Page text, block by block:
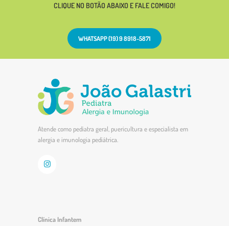
CLIQUE NO BOTÃO ABAIXO E FALE COMIGO!
WHATSAPP (19) 9 8918-5871
Atende como pediatra geral, puericultura e especialista em
alergia e imunologia pediátrica.
Clínica Infantem